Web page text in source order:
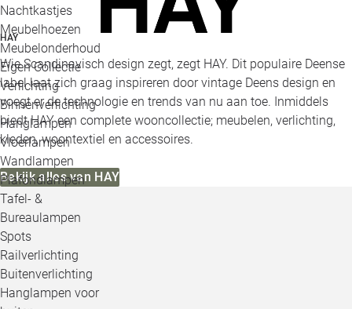
Nachtkastjes
Meubelhoezen
Meubelonderhoud
Eigen Collectie
Verlichting
Binnenverlichting
Hanglampen
Vloerlampen
Wandlampen
Plafondlampen
Tafel- &
Bureaulampen
Spots
Railverlichting
Buitenverlichting
Hanglampen voor
HAY
Wie Scandinavisch design zegt, zegt HAY. Dit populaire Deense
label laat zich graag inspireren door vintage Deens design en
voegt er de technologie en trends van nu aan toe. Inmiddels
biedt HAY een complete wooncollectie; meubelen, verlichting,
kleden, woontextiel en accessoires.
Bekijk alles van HAY